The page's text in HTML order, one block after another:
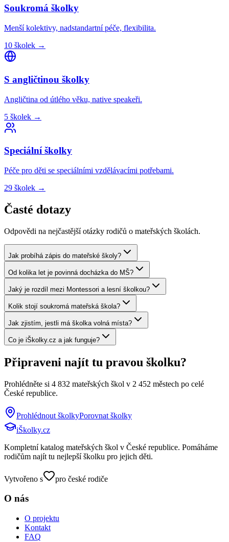
Soukromá školky
Menší kolektivy, nadstandartní péče, flexibilita.
10 školek →
S angličtinou školky
Angličtina od útlého věku, native speakeři.
5 školek →
Speciálníškolky
Péče pro děti se speciálními vzdělávacími potřebami.
29 školek →
Časté dotazy
Odpovědi na nejčastější otázky rodičů o mateřských školách.
Jak probíhá zápis do mateřské školy?
Od kolika let je povinná docházka do MŠ?
Jaký je rozdíl mezi Montessori a lesní školkou?
Kolik stojí soukromá mateřská škola?
Jak zjistím, jestli má školka volná místa?
Co je iŠkolky.cz a jak funguje?
Připraveni najít tu pravou školku?
Prohlédněte si 4 832 mateřských škol v 2 452 městech po celé
České republice.
Prohlédnout školkyPorovnat školky
iŠkolky.cz
Kompletní katalog mateřských škol v České republice. Pomáháme
rodičům najít tu nejlepší školku pro jejich děti.
Vytvořeno s pro české rodiče
O nás
O projektu
Kontakt
FAQ